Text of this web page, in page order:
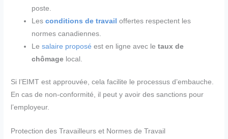
poste.
Lesconditions de travail offertes respectent les
normes canadiennes.
Lesalaire proposé est en ligne avec letaux de
chômage local.
Si l’EIMT est approuvée, cela facilite le processus d’embauche.
En cas de non-conformité, il peut y avoir des sanctions pour
l’employeur.
Protection des Travailleurs et Normes de Travail